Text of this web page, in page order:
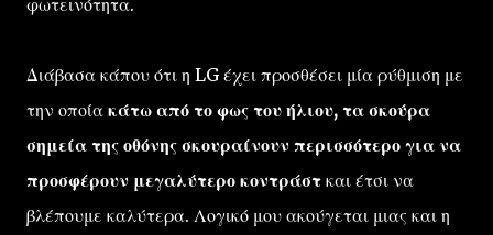
φωτεινότητα.
Διάβασα κάπου ότι η LG έχει προσθέσει μία ρύθμιση με
την οποία κάτω από το φως του ήλιου, τα σκούρα
σημεία της οθόνης σκουραίνουν περισσότερο για να
προσφέρουν μεγαλύτερο κοντράστ και έτσι να
βλέπουμε καλύτερα. Λογικό μου ακούγεται μιας και η